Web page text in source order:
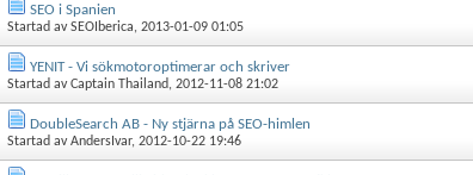
SEO i Spanien
Startad avSEOIberica, 2013-01-09 01:05
YENIT - Vi sökmotoroptimerar och skriver
Startad avCaptain Thailand, 2012-11-08 21:02
DoubleSearch AB - Ny stjärna på SEO-himlen
Startad avAndersIvar, 2012-10-22 19:46